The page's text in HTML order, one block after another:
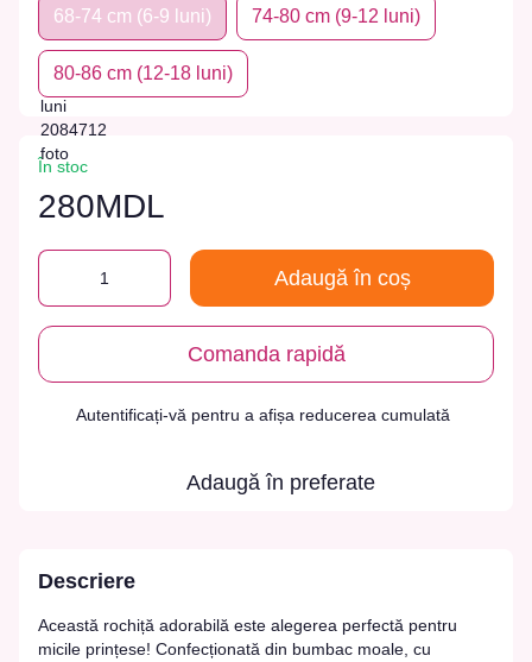
68-74 сm (6-9 luni) 74-80 сm (9-12 luni)
80-86 сm (12-18 luni)
În stoc
280MDL
Adaugă în coș
Comanda rapidă
Autentificați-vă pentru a afișa reducerea cumulată
Adaugă în preferate
Descriere
Această rochiță adorabilă este alegerea perfectă pentru
micile prințese! Confecționată din bumbac moale, cu